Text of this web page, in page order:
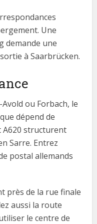
Une
demande une
à Saarbrücken.
ou Forbach, le
dépend de
A620 structurent
Sarre. Entrez
postal allemands
près de la rue finale
aussi la route
le centre de